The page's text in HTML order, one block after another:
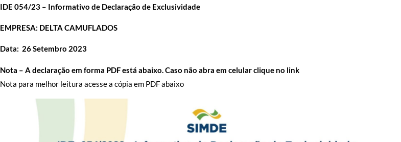
IDE 054/23 – Informativo de Declaração de Exclusividade
EMPRESA: DELTA CAMUFLADOS
Data: 26 Setembro 2023
Nota – A declaração em forma PDF está abaixo. Caso não abra em celular clique no link
Nota para melhor leitura acesse a cópia em PDF abaixo